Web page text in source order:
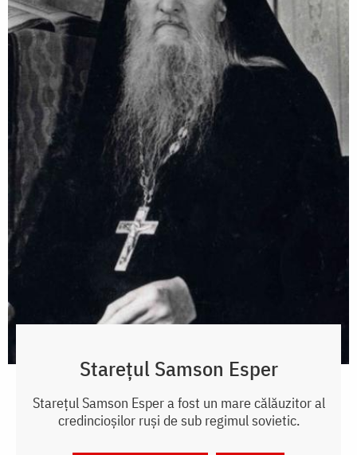
Starețul Samson Esper
Starețul Samson Esper a fost un mare călăuzitor al
credincioșilor ruși de sub regimul sovietic.